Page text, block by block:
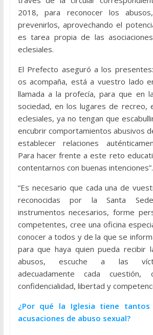
2018, para reconocer los
prevenirlos, aprovechando el
es tarea propia de las
eclesiales.
El Prefecto aseguró a los
os acompaña, está a vuestro lado
llamada a la profecía, para que en
sociedad, en los lugares de recreo,
eclesiales, ya no tengan que
encubrir comportamientos abusivos
establecer relaciones
Para hacer frente a este reto
contentarnos con buenas intenciones”.
“Es necesario que cada una de
reconocidas por la Santa
instrumentos necesarios, forme
competentes, cree una oficina
conocer a todos y de la que se
para que haya quien pueda recibir
abusos, escuche a las
adecuadamente cada
confidencialidad, libertad y
¿Por qué la Iglesia tiene tantos
acusaciones de abuso sexual?